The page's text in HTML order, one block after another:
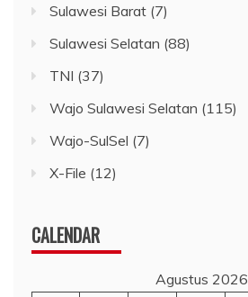
Sulawesi Barat (7)
Sulawesi Selatan (88)
TNI (37)
Wajo Sulawesi Selatan (115)
Wajo-SulSel (7)
X-File (12)
CALENDAR
Agustus 2026